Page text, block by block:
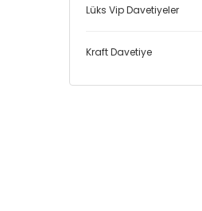
Lüks Vip Davetiyeler
Kraft Davetiye